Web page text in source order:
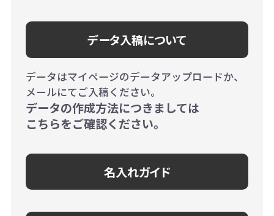
データ入稿について
データはマイページのデータアップロードか、
メールにてご入稿ください。
データの作成方法につきましては
こちらをご確認ください。
名入れガイド